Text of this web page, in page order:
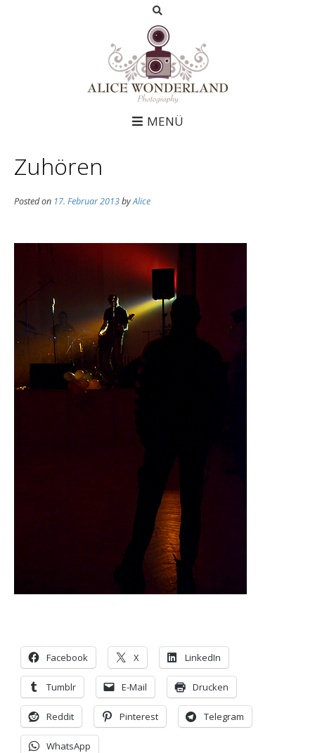
MENÜ
Zuhören
Posted on 17. Februar 2013byAlice
Facebook X LinkedIn
Tumblr E-Mail Drucken
Reddit Pinterest Telegram
WhatsApp